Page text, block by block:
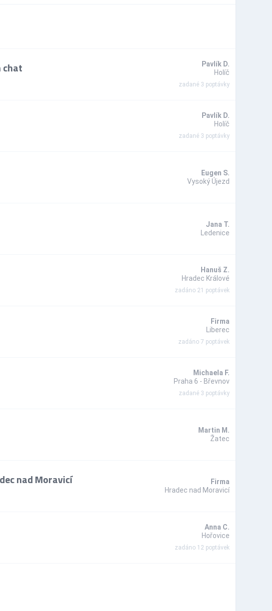
chat
Pavlík D.
Holíč
zadané 3 poptávky
Pavlík D.
Holíč
zadané 3 poptávky
Eugen S.
Vysoký Újezd
Jana T.
Ledenice
Hanuš Z.
Hradec Králové
zadáno 21 poptávek
Firma
Liberec
zadáno 7 poptávek
Michaela F.
Praha 6 - Břevnov
zadané 3 poptávky
Martin M.
Žatec
nad Moravicí
Firma
Hradec nad Moravicí
Anna C.
Hořovice
zadáno 12 poptávek